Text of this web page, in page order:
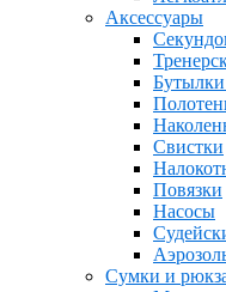
Аксессуары
Свистки
Повязки
Насосы
Сумки и